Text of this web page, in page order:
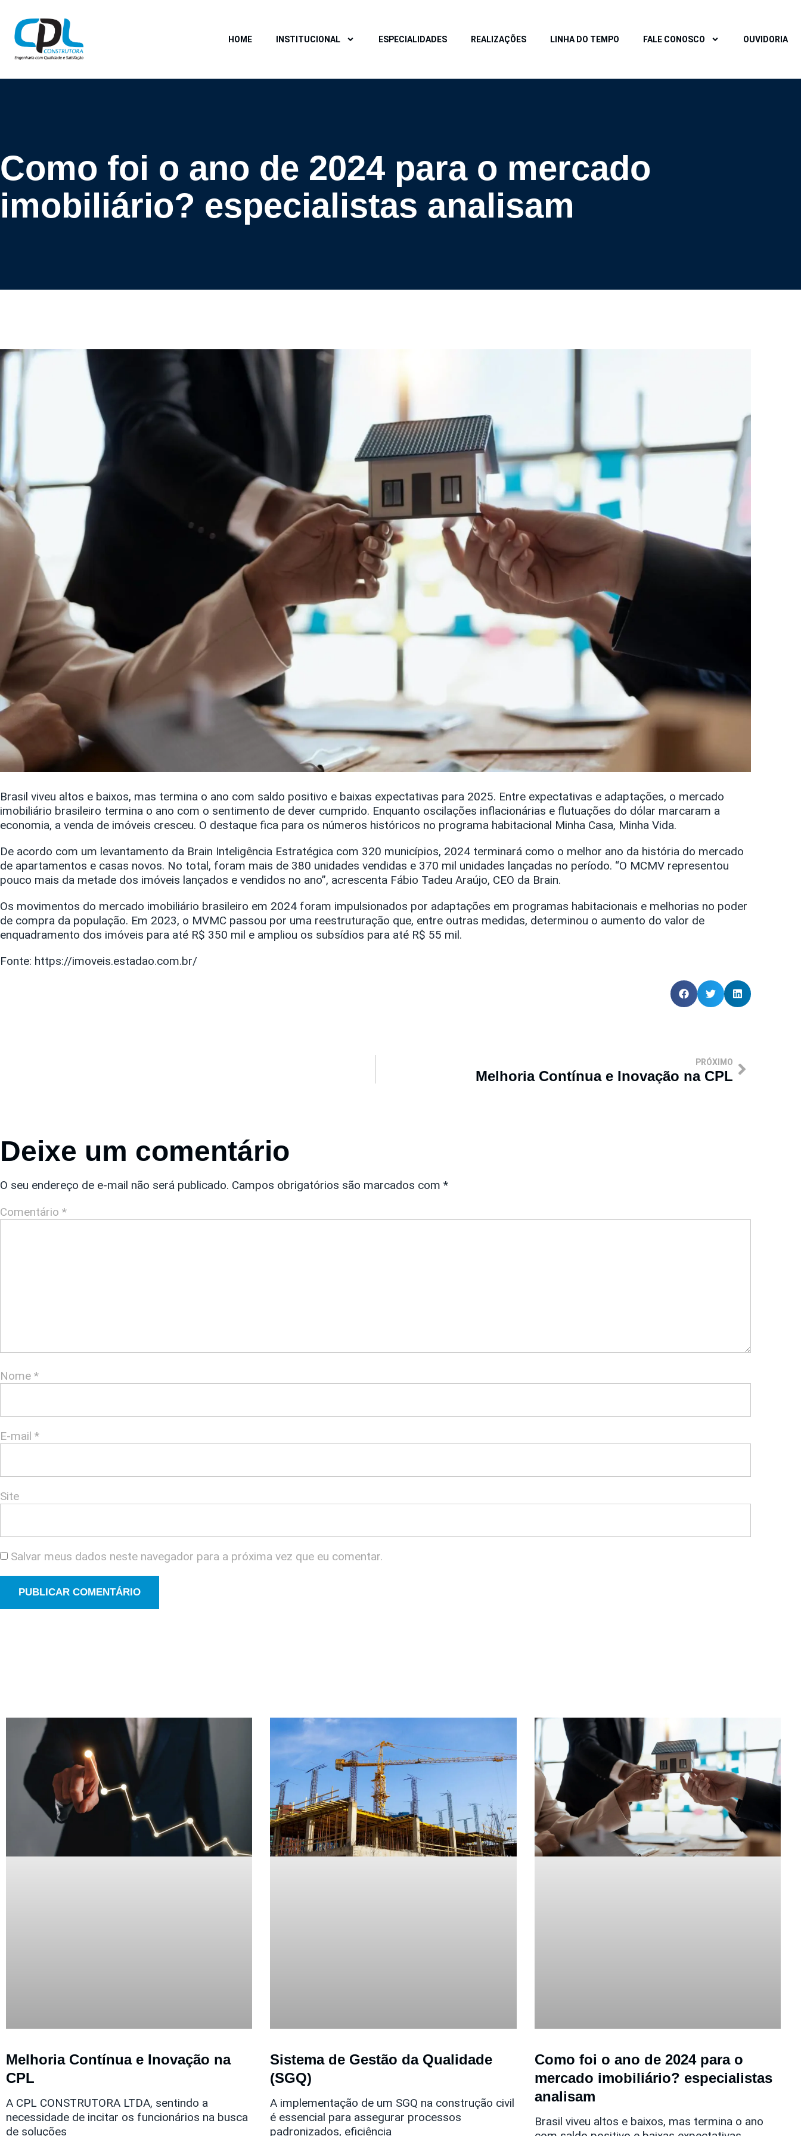
HOME INSTITUCIONAL ESPECIALIDADES REALIZAÇÕES LINHA DO TEMPO FALE CONOSCO OUVIDORIA
Como foi o ano de 2024 para o mercado
imobiliário? especialistas analisam
Brasil viveu altos e baixos, mas termina o ano com saldo positivo e baixas expectativas para 2025. Entre expectativas e adaptações, o mercado
imobiliário brasileiro termina o ano com o sentimento de dever cumprido. Enquanto oscilações inflacionárias e flutuações do dólar marcaram a
economia, a venda de imóveis cresceu. O destaque fica para os números históricos no programa habitacional Minha Casa, Minha Vida.
De acordo com um levantamento da Brain Inteligência Estratégica com 320 municípios, 2024 terminará como o melhor ano da história do mercado
de apartamentos e casas novos. No total, foram mais de 380 unidades vendidas e 370 mil unidades lançadas no período. “O MCMV representou
pouco mais da metade dos imóveis lançados e vendidos no ano”, acrescenta Fábio Tadeu Araújo, CEO da Brain.
Os movimentos do mercado imobiliário brasileiro em 2024 foram impulsionados por adaptações em programas habitacionais e melhorias no poder
de compra da população. Em 2023, o MVMC passou por uma reestruturação que, entre outras medidas, determinou o aumento do valor de
enquadramento dos imóveis para até R$ 350 mil e ampliou os subsídios para até R$ 55 mil.
Fonte: https://imoveis.estadao.com.br/
PRÓXIMO
Melhoria Contínua e Inovação na CPL
Deixe um comentário
O seu endereço de e-mail não será publicado. Campos obrigatórios são marcados com *
Comentário *
Nome *
E-mail *
Site
Salvar meus dados neste navegador para a próxima vez que eu comentar.
Melhoria Contínua e Inovação na
CPL
A CPL CONSTRUTORA LTDA, sentindo a
necessidade de incitar os funcionários na busca
de soluções
Sistema de Gestão da Qualidade
(SGQ)
A implementação de um SGQ na construção civil
é essencial para assegurar processos
padronizados, eficiência
Como foi o ano de 2024 para o
mercado imobiliário? especialistas
analisam
Brasil viveu altos e baixos, mas termina o ano